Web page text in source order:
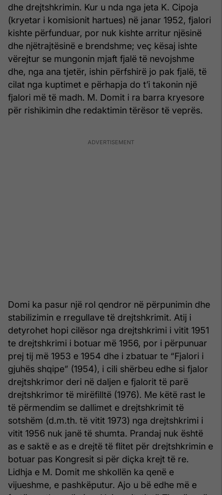
dhe drejtshkrimin. Kur u nda nga jeta K. Cipoja
(kryetar i komisionit hartues) në janar 1952, fjalori
kishte përfunduar, por nuk kishte arritur njësinë
dhe njëtrajtësinë e brendshme; veç kësaj ishte
vërejtur se mungonin mjaft fjalë të nevojshme
dhe, nga ana tjetër, ishin përfshirë jo pak fjalë, të
cilat nga kuptimet e përhapja do t’i takonin një
fjalori më të madh. M. Domit i ra barra kryesore
për rishikimin dhe redaktimin tërësor të veprës.
Domi ka pasur një rol qendror në përpunimin dhe
stabilizimin e rregullave të drejtshkrimit. Atij i
detyrohet hopi cilësor nga drejtshkrimi i vitit 1951
te drejtshkrimi i botuar më 1956, por i përpunuar
prej tij më 1953 e 1954 dhe i zbatuar te “Fjalori i
gjuhës shqipe” (1954), i cili shërbeu edhe si fjalor
drejtshkrimor deri në daljen e fjalorit të parë
drejtshkrimor të mirëfilltë (1976). Me këtë rast le
të përmendim se dallimet e drejtshkrimit të
sotshëm (d.m.th. të vitit 1973) nga drejtshkrimi i
vitit 1956 nuk janë të shumta. Prandaj nuk është
as e saktë e as e drejtë të flitet për drejtshkrimin e
botuar pas Kongresit si për diçka krejt të re.
Lidhja e M. Domit me shkollën ka qenë e
vijueshme, e pashkëputur. Ajo u bë edhe më e